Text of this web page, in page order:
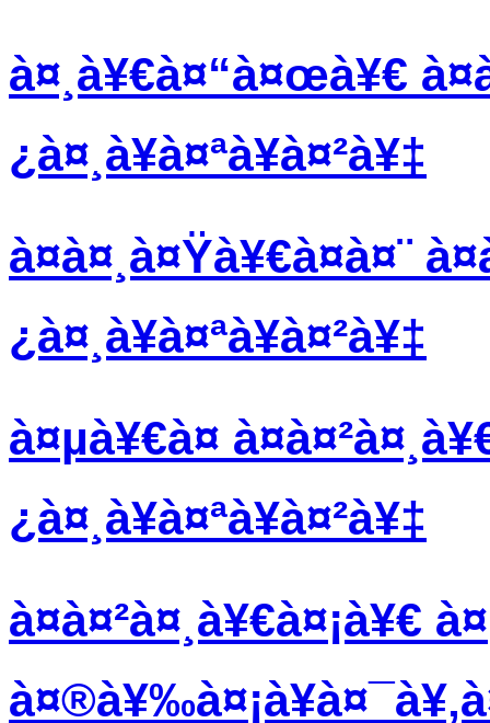
à¤¸à¥€à¤“à¤œà¥€
¿à¤¸à¥à¤ªà¥à¤²à¥‡
à¤à¤¸à¤Ÿà¥€à¤à¤¨
¿à¤¸à¥à¤ªà¥à¤²à¥‡
à¤µà¥€à¤
¿à¤¸à¥à¤ªà¥à¤²à¥‡
à¤à¤²à¤¸à¥€à¤¡à¥€